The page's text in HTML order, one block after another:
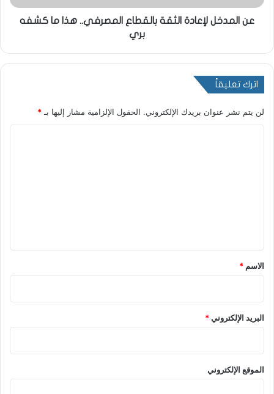
عن المدخل لإعادة الثقة بالقطاع المصرفي.. هذا ما كشفه
بري
اترك تعليقاً
لن يتم نشر عنوان بريدك الإلكتروني. الحقول الإلزامية مشار إليها بـ*
*
الاسم *
البريد الإلكتروني*
الموقع الإلكتروني